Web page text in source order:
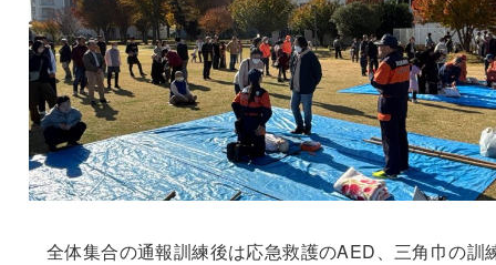
全体集合の通報訓練後は応急救護のAED、三角巾の訓